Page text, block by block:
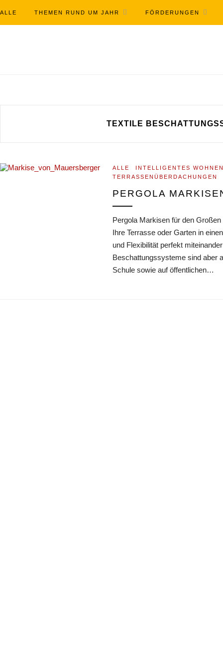
ALLE THEMEN RUND UM JAHR FÖRDERUNGEN
TEXTILE
ALLE
INTELLIGENTES
TERRASSENÜBERDACHUNGEN
PERGOLA
Pergola Markisen für den
Ihre Terrasse oder Garten in
und Flexibilität perfekt
Beschattungssysteme sind aber
Schule sowie auf öffentlichen…